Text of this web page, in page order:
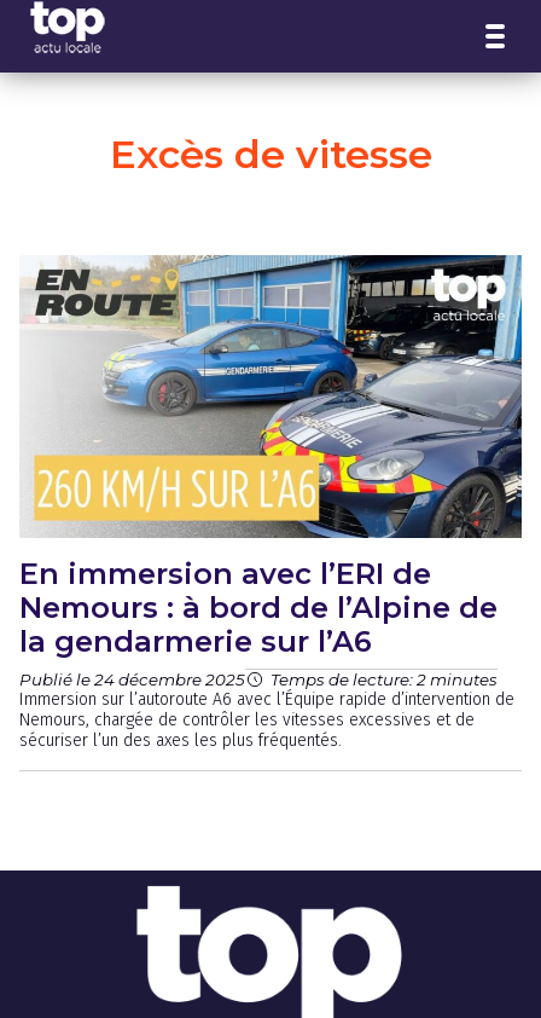
Excès de vitesse
En immersion avec l’ERI de
Nemours : à bord de l’Alpine de
la gendarmerie sur l’A6
Publié le 24 décembre 2025 Temps de lecture: 2 minutes
Immersion sur l’autoroute A6 avec l’Équipe rapide d’intervention de
Nemours, chargée de contrôler les vitesses excessives et de
sécuriser l’un des axes les plus fréquentés.
Panneau de gestion des cookies